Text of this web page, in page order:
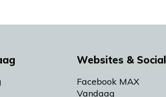
Websites & Social
Facebook MAX
Vandaag